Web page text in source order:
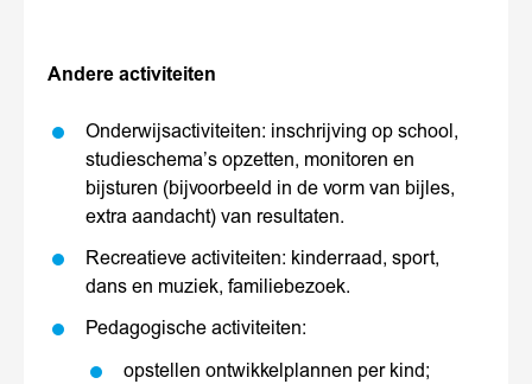
Andere activiteiten
Onderwijsactiviteiten: inschrijving op school,
studieschema’s opzetten, monitoren en
bijsturen (bijvoorbeeld in de vorm van bijles,
extra aandacht) van resultaten.
Recreatieve activiteiten: kinderraad, sport,
dans en muziek, familiebezoek.
Pedagogische activiteiten:
opstellen ontwikkelplannen per kind;